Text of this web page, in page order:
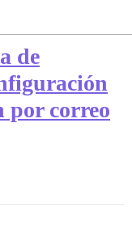
de
por correo